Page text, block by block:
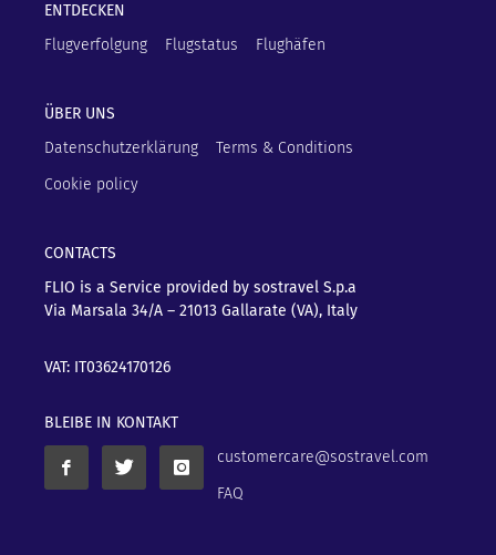
ENTDECKEN
Flugverfolgung
Flugstatus Flughäfen
ÜBER UNS
Datenschutzerklärung
Terms & Conditions
Cookie policy
CONTACTS
FLIO is a Service provided by sostravel S.p.a
Via Marsala 34/A – 21013 Gallarate (VA), Italy
VAT: IT03624170126
BLEIBE IN KONTAKT
customercare@sostravel.com
FAQ